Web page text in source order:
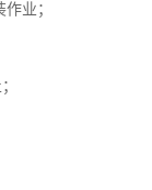
业；